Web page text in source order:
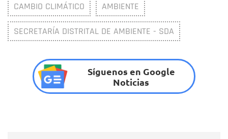
CAMBIO CLIMÁTICO AMBIENTE
SECRETARÍA DISTRITAL DE AMBIENTE - SDA
Síguenos en Google
Noticias